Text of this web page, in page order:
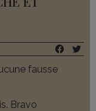
fausse
Bravo